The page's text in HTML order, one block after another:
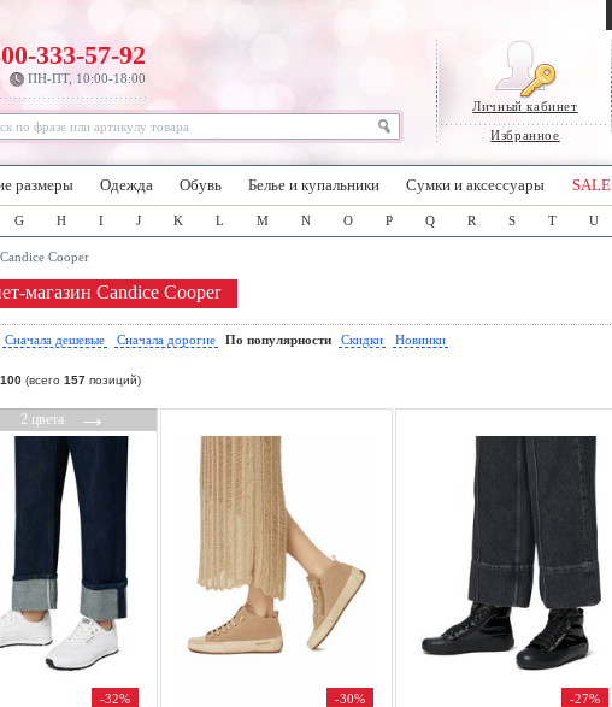
Личный кабинет
Избранное
333-57-92
ПН-ПТ, 10:00-18:00
размеры Одежда Обувь Белье и купальники Сумки и аксессуары SALE
G H I J K L M N O P Q R S T U
Candice Cooper
магазин Candice Cooper
Сначала дешевые Сначала дорогие По популярности Скидки Новинки
100 (всего 157 позиций)
2 цвета→
-32% -30% -27%